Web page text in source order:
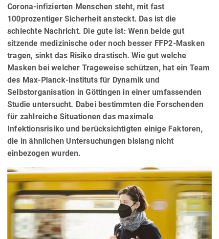
Corona-infizierten Menschen steht, mit fast
100prozentiger Sicherheit ansteckt. Das ist die
schlechte Nachricht. Die gute ist: Wenn beide gut
sitzende medizinische oder noch besser FFP2-Masken
tragen, sinkt das Risiko drastisch. Wie gut welche
Masken bei welcher Trageweise schützen, hat ein Team
des Max-Planck-Instituts für Dynamik und
Selbstorganisation in Göttingen in einer umfassenden
Studie untersucht. Dabei bestimmten die Forschenden
für zahlreiche Situationen das maximale
Infektionsrisiko und berücksichtigten einige Faktoren,
die in ähnlichen Untersuchungen bislang nicht
einbezogen wurden.